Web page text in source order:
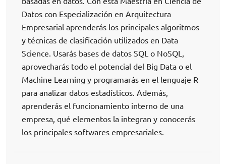
Datos con Especialización en Arquitectura
Empresarial aprenderás los principales algoritmos
y técnicas de clasificación utilizados en Data
Science. Usarás bases de datos SQL o NoSQL,
aprovecharás todo el potencial del Big Data o el
Machine Learning y programarás en el lenguaje R
para analizar datos estadísticos. Además,
aprenderás el funcionamiento interno de una
empresa, qué elementos la integran y conocerás
los principales softwares empresariales.